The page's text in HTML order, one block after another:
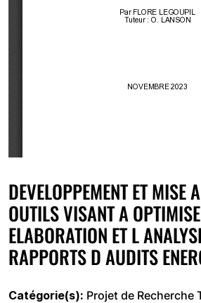
DEVELOPPEMENT ET MISE
OUTILS VISANT A
ELABORATION ET L
RAPPORTS D AUDITS
Catégorie(s) Projet de Recherche